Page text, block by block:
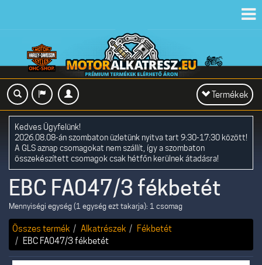
Toggle
navigation
Termékek
Kedves Ügyfelünk!
2026.08.08-án szombaton üzletünk nyitva tart 9:30-17:30 között!
A GLS aznap csomagokat nem szállít, így a szombaton
összekészített csomagok csak hétfőn kerülnek átadásra!
EBC FA047/3 fékbetét
Mennyiségi egység (1 egység ezt takarja): 1 csomag
Összes termék Alkatrészek
Fékbetét
EBC FA047/3 fékbetét